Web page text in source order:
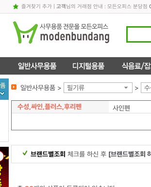
즐겨찾기 추가| 고객님의 거래점 안내 : 모든오피스 분당점
일반사무용품 > 필기류 >
수성,싸인,플러스,후리펜 사인펜
브랜드별조회 체크를 하신 후 [브랜드별조회